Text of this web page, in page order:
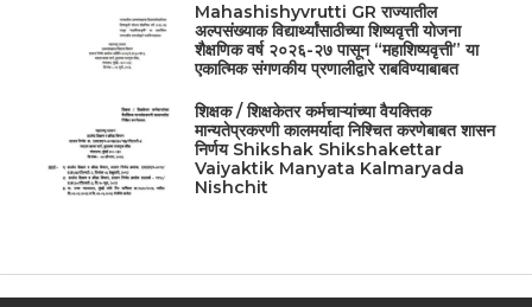
Mahashishyvrutti GR राज्यातील
अल्पसंख्याक विद्यार्थ्यांसाठीच्या शिष्यवृत्ती योजना
शैक्षणिक वर्ष २०२६-२७ पासून “महाशिष्यवृत्ती” या
एकात्मिक संगणकीय प्रणालीद्वारे राबविण्याबाबत
शिक्षक / शिक्षकेतर कर्मचाऱ्यांच्या वैयक्तिक
मान्यतेप्रकरणी कालमर्यादा निश्चित करणेबाबत शासन
निर्णय Shikshak Shikshakettar
Vaiyaktik Manyata Kalmaryada
Nishchit